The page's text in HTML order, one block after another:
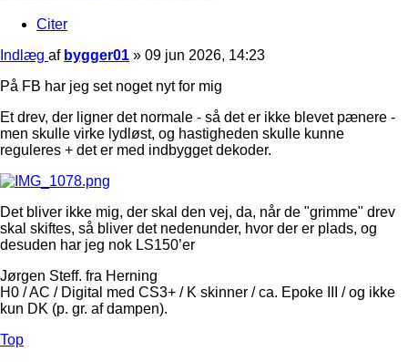
Citer
Indlæg af bygger01 » 09 jun 2026, 14:23
På FB har jeg set noget nyt for mig
Et drev, der ligner det normale - så det er ikke blevet pænere -
men skulle virke lydløst, og hastigheden skulle kunne
reguleres + det er med indbygget dekoder.
Det bliver ikke mig, der skal den vej, da, når de "grimme" drev
skal skiftes, så bliver det nedenunder, hvor der er plads, og
desuden har jeg nok LS150’er
Jørgen Steff. fra Herning
H0 / AC / Digital med CS3+ / K skinner / ca. Epoke III / og ikke
kun DK (p. gr. af dampen).
Top